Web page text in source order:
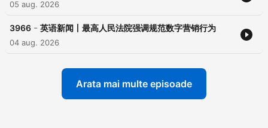
05 aug. 2026
3966 - 英语新闻丨最高人民法院强调规范数字营销行为
04 aug. 2026
Arata mai multe episoade